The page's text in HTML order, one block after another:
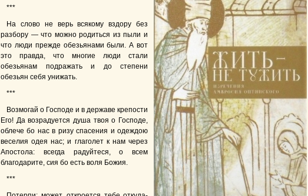
***
На слово не верь всякому вздору без
разбору — что можно родиться из пыли и
что люди прежде обезьянами были. А вот
это правда, что многие люди стали
обезьянам подражать и до степени
обезьян себя унижать.
***
Возмогай о Господе и в державе крепости
Его! Да возрадуется душа твоя о Господе,
облече бо нас в ризу спасения и одеждою
веселия одея нас; и глаголет к нам через
Апостола: всегда радуйтеся, о всем
благодарите, сия бо есть воля Божия.
***